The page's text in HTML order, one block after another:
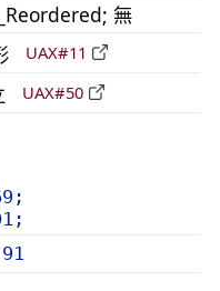
無
UAX#11
UAX#50